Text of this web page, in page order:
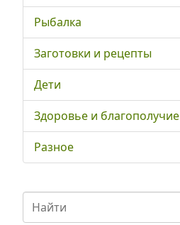
Рыбалка
Заготовки и рецепты
Дети
Здоровье и благополучие
Разное